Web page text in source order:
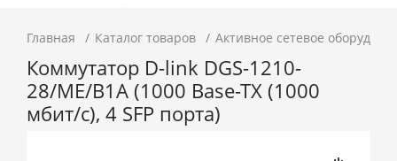
Главная Каталог товаров Активное сетевое
Коммутатор D-link DGS-1210-
28/ME/B1A (1000 Base-TX (1000
мбит/с), 4 SFP порта)